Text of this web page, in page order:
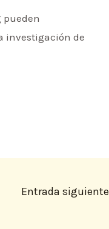
pueden
investigación de
Entrada siguiente